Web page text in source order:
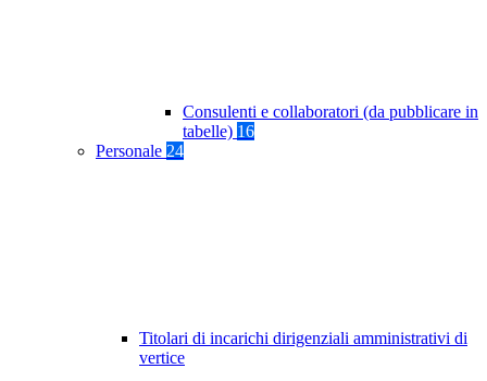
Consulenti e collaboratori (da pubblicare in
tabelle) 16
Personale 24
Titolari di incarichi dirigenziali amministrativi di
vertice